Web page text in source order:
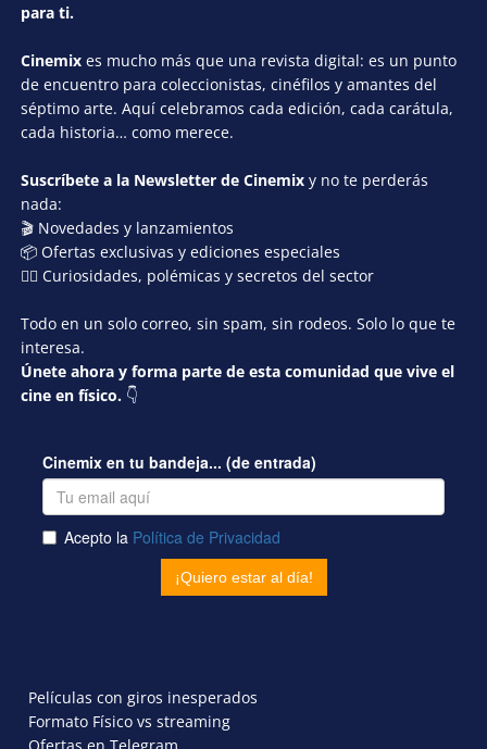
para ti.
Cinemix es mucho más que una revista digital: es un punto
de encuentro para coleccionistas, cinéfilos y amantes del
séptimo arte. Aquí celebramos cada edición, cada carátula,
cada historia… como merece.
Suscríbete a la Newsletter de Cinemix y no te perderás
nada:
🎬 Novedades y lanzamientos
📦 Ofertas exclusivas y ediciones especiales
🕵️‍♂️ Curiosidades, polémicas y secretos del sector
Todo en un solo correo, sin spam, sin rodeos. Solo lo que te
interesa.
Únete ahora y forma parte de esta comunidad que vive el
cine en físico. 👇
Películas con giros inesperados
Formato Físico vs streaming